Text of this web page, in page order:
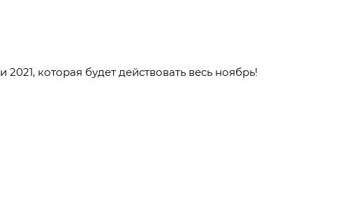
которая будет действовать весь ноябрь!